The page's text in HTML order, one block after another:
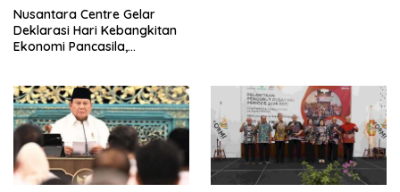
Nusantara Centre Gelar
Deklarasi Hari Kebangkitan
Ekonomi Pancasila,
Penjajahan (Pergolakan
Ekonomi Politik Indonesia) &
Simposium Nasional “Urgensi
Undang-Undang
Perekonomian Nasional dan
Kesejahteraan Sosial dalam